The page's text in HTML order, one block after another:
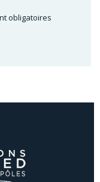
obligatoires